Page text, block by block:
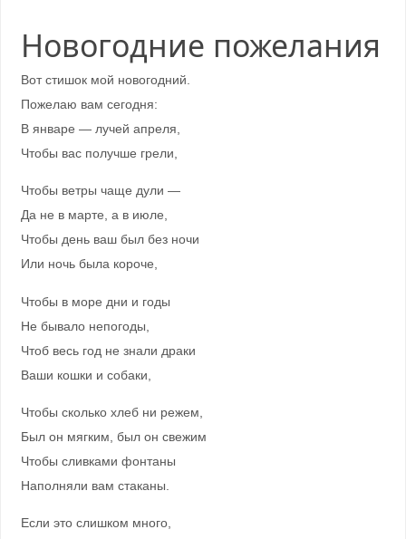
Новогодние пожелания
Вот стишок мой новогодний.
Пожелаю вам сегодня:
В январе — лучей апреля,
Чтобы вас получше грели,
Чтобы ветры чаще дули —
Да не в марте, а в июле,
Чтобы день ваш был без ночи
Или ночь была короче,
Чтобы в море дни и годы
Не бывало непогоды,
Чтоб весь год не знали драки
Ваши кошки и собаки,
Чтобы сколько хлеб ни режем,
Был он мягким, был он свежим
Чтобы сливками фонтаны
Наполняли вам стаканы.
Если это слишком много,